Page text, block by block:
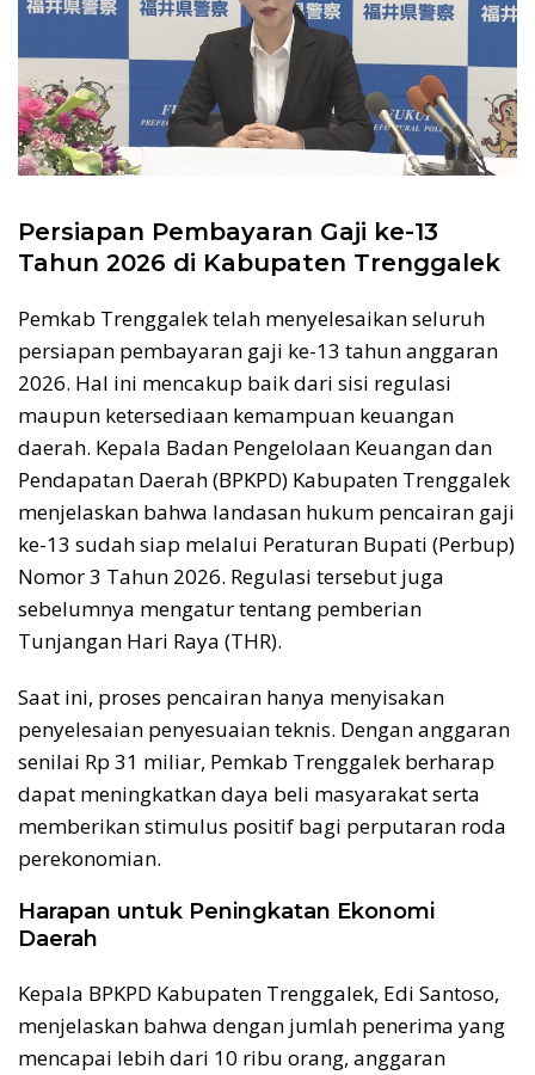
Persiapan Pembayaran Gaji ke-13
Tahun 2026 di Kabupaten Trenggalek
Pemkab Trenggalek telah menyelesaikan seluruh
persiapan pembayaran gaji ke-13 tahun anggaran
2026. Hal ini mencakup baik dari sisi regulasi
maupun ketersediaan kemampuan keuangan
daerah. Kepala Badan Pengelolaan Keuangan dan
Pendapatan Daerah (BPKPD) Kabupaten Trenggalek
menjelaskan bahwa landasan hukum pencairan gaji
ke-13 sudah siap melalui Peraturan Bupati (Perbup)
Nomor 3 Tahun 2026. Regulasi tersebut juga
sebelumnya mengatur tentang pemberian
Tunjangan Hari Raya (THR).
Saat ini, proses pencairan hanya menyisakan
penyelesaian penyesuaian teknis. Dengan anggaran
senilai Rp 31 miliar, Pemkab Trenggalek berharap
dapat meningkatkan daya beli masyarakat serta
memberikan stimulus positif bagi perputaran roda
perekonomian.
Harapan untuk Peningkatan Ekonomi
Daerah
Kepala BPKPD Kabupaten Trenggalek, Edi Santoso,
menjelaskan bahwa dengan jumlah penerima yang
mencapai lebih dari 10 ribu orang, anggaran